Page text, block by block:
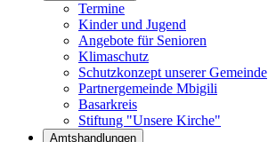
Termine
Kinder und Jugend
Angebote für Senioren
Klimaschutz
Schutzkonzept unserer Gemeinde
Partnergemeinde Mbigili
Basarkreis
Stiftung "Unsere Kirche"
Amtshandlungen